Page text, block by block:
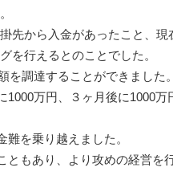
先から入金があったこと、
を行えるとのことでした。
調達することができました。
万円、３ヶ月後に1000万
を乗り越えました。
もあり、より攻めの経営を